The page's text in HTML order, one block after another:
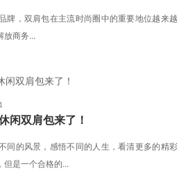
牌，双肩包在主流时尚圈中的重要地位越来越
放商务...
闲双肩包来了！
同的风景，感悟不同的人生，看清更多的精彩
是一个合格的...